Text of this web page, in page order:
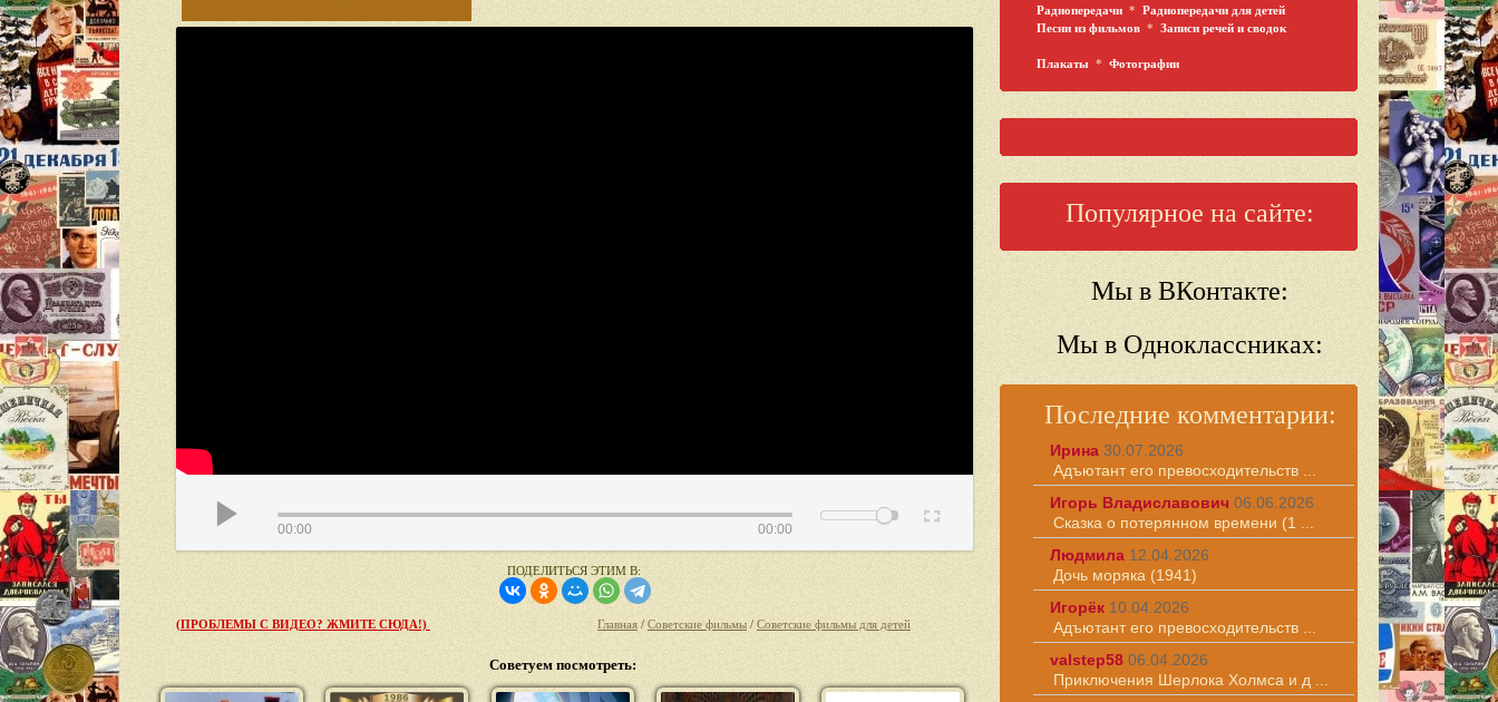
00:00 00:00
ПОДЕЛИТЬСЯ ЭТИМ В:
(ПРОБЛЕМЫ С ВИДЕО? ЖМИТЕ СЮДА!) Главная / Советские фильмы/ Советские фильмы для детей
Советуем посмотреть:
Радиопередачи * Радиопередачи для детей
Песни из фильмов * Записи речей и сводок
Плакаты * Фотографии
Популярное на сайте:
Мы в ВКонтакте:
Мы в Одноклассниках:
Последние комментарии:
Ирина 30.07.2026
Адъютант его превосходительств ...
Игорь Владиславович 06.06.2026
Сказка о потерянном времени (1 ...
Людмила 12.04.2026
Дочь моряка (1941)
Игорёк 10.04.2026
Адъютант его превосходительств ...
valstep58 06.04.2026
Приключения Шерлока Холмса и д ...